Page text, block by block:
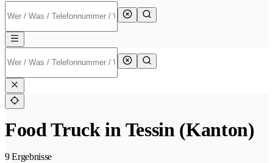
Food Truck in Tessin (Kanton)
9 Ergebnisse